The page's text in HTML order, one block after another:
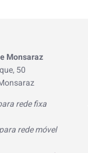
Monsaraz
50
rede fixa
rede móvel